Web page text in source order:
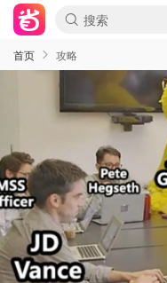
首页 攻略